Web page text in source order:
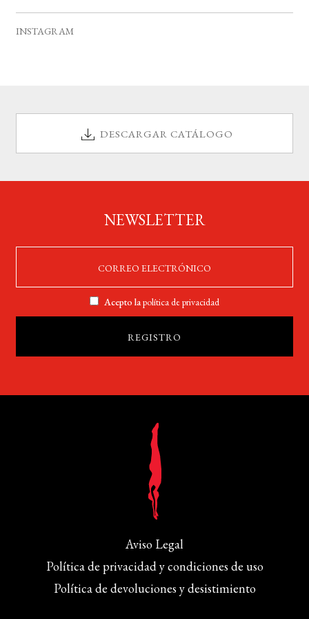
e
INSTAGRAM
DESCARGAR CATÁLOGO
NEWSLETTER
Acepto lapolítica de privacidad
Aviso Legal
Política de privacidad y condiciones de uso
Política de devoluciones y desistimiento